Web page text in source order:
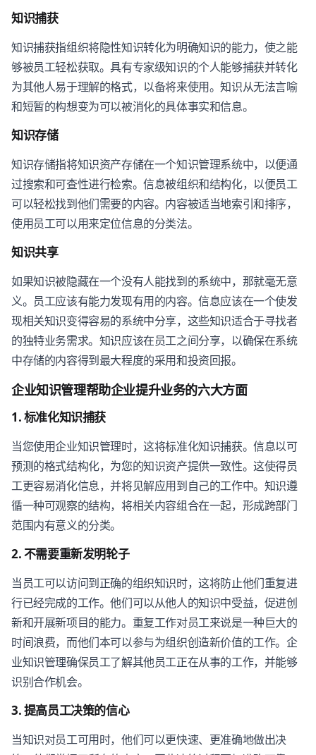
知识捕获
知识捕获指组织将隐性知识转化为明确知识的能力，使之能
够被员工轻松获取。具有专家级知识的个人能够捕获并转化
为其他人易于理解的格式，以备将来使用。知识从无法言喻
和短暂的构想变为可以被消化的具体事实和信息。
知识存储
知识存储指将知识资产存储在一个知识管理系统中，以便通
过搜索和可查性进行检索。信息被组织和结构化，以便员工
可以轻松找到他们需要的内容。内容被适当地索引和排序，
使用员工可以用来定位信息的分类法。
知识共享
如果知识被隐藏在一个没有人能找到的系统中，那就毫无意
义。员工应该有能力发现有用的内容。信息应该在一个使发
现相关知识变得容易的系统中分享，这些知识适合于寻找者
的独特业务需求。知识应该在员工之间分享，以确保在系统
中存储的内容得到最大程度的采用和投资回报。
企业知识管理帮助企业提升业务的六大方面
1. 标准化知识捕获
当您使用企业知识管理时，这将标准化知识捕获。信息以可
预测的格式结构化，为您的知识资产提供一致性。这使得员
工更容易消化信息，并将见解应用到自己的工作中。知识遵
循一种可观察的结构，将相关内容组合在一起，形成跨部门
范围内有意义的分类。
2. 不需要重新发明轮子
当员工可以访问到正确的组织知识时，这将防止他们重复进
行已经完成的工作。他们可以从他人的知识中受益，促进创
新和开展新项目的能力。重复工作对员工来说是一种巨大的
时间浪费，而他们本可以参与为组织创造新价值的工作。企
业知识管理确保员工了解其他员工正在从事的工作，并能够
识别合作机会。
3. 提高员工决策的信心
当知识对员工可用时，他们可以更快速、更准确地做出决